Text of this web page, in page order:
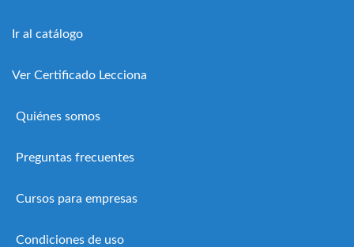
Ir al catálogo
Ver Certificado Lecciona
Quiénes somos
Preguntas frecuentes
Cursos para empresas
Condiciones de uso